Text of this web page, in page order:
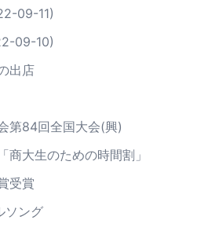
09-11)
09-10)
出店
第84回全国大会(興)
商大生のための時間割」
受賞
ソング